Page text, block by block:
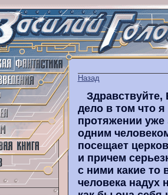
Назад
дело в том что
протяжении уже
одним
посещает
и причем
с ними какие то
человека надух